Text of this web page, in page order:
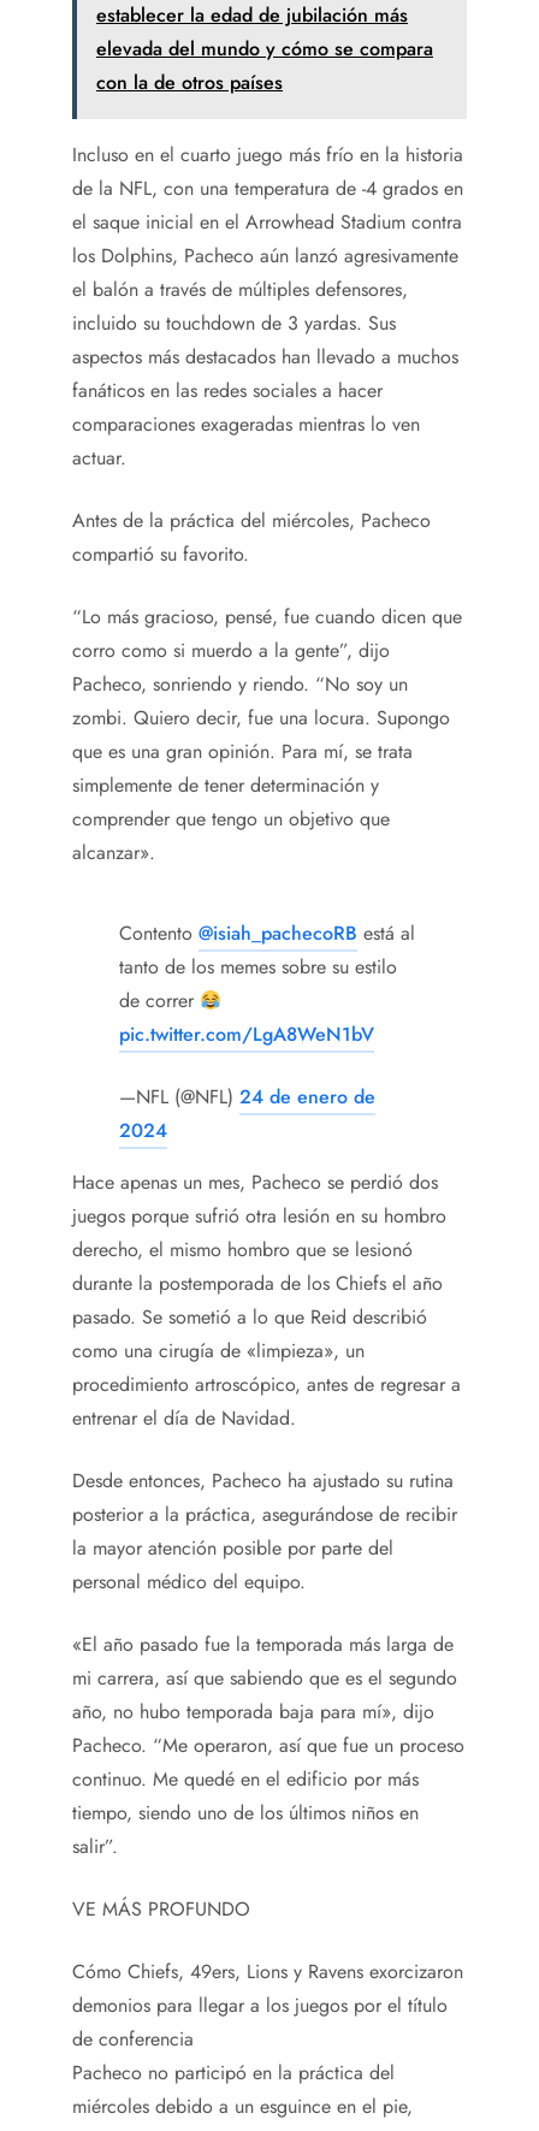
establecer la edad de jubilación más
elevada del mundo y cómo se compara
con la de otros países
Incluso en el cuarto juego más frío en la historia
de la NFL, con una temperatura de -4 grados en
el saque inicial en el Arrowhead Stadium contra
los Dolphins, Pacheco aún lanzó agresivamente
el balón a través de múltiples defensores,
incluido su touchdown de 3 yardas. Sus
aspectos más destacados han llevado a muchos
fanáticos en las redes sociales a hacer
comparaciones exageradas mientras lo ven
actuar.
Antes de la práctica del miércoles, Pacheco
compartió su favorito.
“Lo más gracioso, pensé, fue cuando dicen que
corro como si muerdo a la gente”, dijo
Pacheco, sonriendo y riendo. “No soy un
zombi. Quiero decir, fue una locura. Supongo
que es una gran opinión. Para mí, se trata
simplemente de tener determinación y
comprender que tengo un objetivo que
alcanzar».
Contento @isiah_pachecoRB está al
tanto de los memes sobre su estilo
de correr
pic.twitter.com/LgA8WeN1bV
—NFL (@NFL) 24 de enero de
2024
Hace apenas un mes, Pacheco se perdió dos
juegos porque sufrió otra lesión en su hombro
derecho, el mismo hombro que se lesionó
durante la postemporada de los Chiefs el año
pasado. Se sometió a lo que Reid describió
como una cirugía de «limpieza», un
procedimiento artroscópico, antes de regresar a
entrenar el día de Navidad.
Desde entonces, Pacheco ha ajustado su rutina
posterior a la práctica, asegurándose de recibir
la mayor atención posible por parte del
personal médico del equipo.
«El año pasado fue la temporada más larga de
mi carrera, así que sabiendo que es el segundo
año, no hubo temporada baja para mí», dijo
Pacheco. “Me operaron, así que fue un proceso
continuo. Me quedé en el edificio por más
tiempo, siendo uno de los últimos niños en
salir”.
VE MÁS PROFUNDO
Cómo Chiefs, 49ers, Lions y Ravens exorcizaron
demonios para llegar a los juegos por el título
de conferencia
Pacheco no participó en la práctica del
miércoles debido a un esguince en el pie,